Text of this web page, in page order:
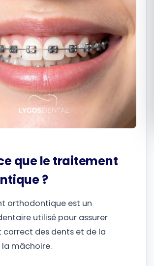
Italiano
Български
Română
Русский
que le traitement
?
orthodontique est un
utilisé pour assurer
correct des dents et de la
mâchoire.